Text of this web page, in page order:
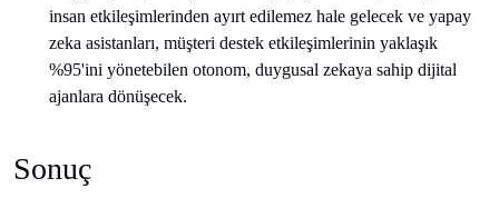
insan etkileşimlerinden ayırt edilemez hale gelecek ve yapay
zeka asistanları, müşteri destek etkileşimlerinin yaklaşık
%95'ini yönetebilen otonom, duygusal zekaya sahip dijital
ajanlara dönüşecek.
Sonuç